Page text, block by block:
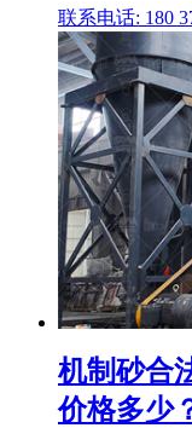
联系电话: 180
机制砂合
价格多少